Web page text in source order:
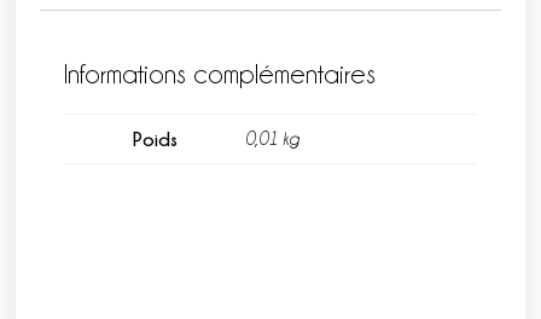
Informations complémentaires
Poids 0,01 kg